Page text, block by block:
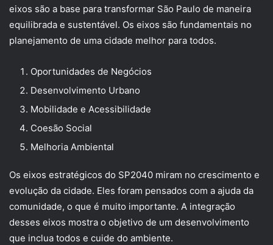
eixos são a base para transformar São Paulo de maneira
equilibrada e sustentável. Os eixos são fundamentais no
planejamento de uma cidade melhor para todos.
Oportunidades de Negócios
Desenvolvimento Urbano
Mobilidade e Acessibilidade
Coesão Social
Melhoria Ambiental
Os eixos estratégicos do SP2040 miram no crescimento e
evolução da cidade. Eles foram pensados com a ajuda da
comunidade, o que é muito importante. A integração
desses eixos mostra o objetivo de um desenvolvimento
que inclua todos e cuide do ambiente.